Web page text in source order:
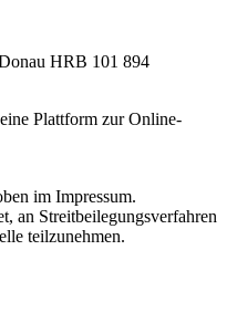
HRB 101 894
Plattform zur Online-
im Impressum.
an Streitbeilegungsverfahren
teilzunehmen.